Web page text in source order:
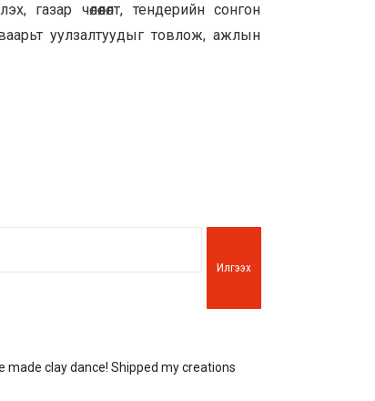
чөлөөлөлт, тендерийн сонгон
уулзалтуудыг товлож, ажлын
Илгээх
clay dance! Shipped my creations